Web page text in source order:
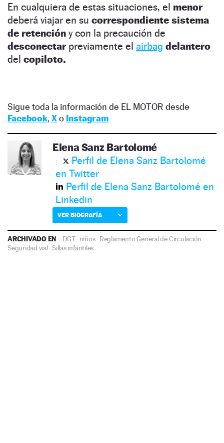
En cualquiera de estas situaciones, el menor
deberá viajar en su correspondiente sistema
de retención y con la precaución de
desconectar previamente el airbag delantero
del copiloto.
Sigue toda la información de EL MOTOR desde
Facebook, Xo Instagram
Elena Sanz Bartolomé
Perfil de Elena Sanz Bartolomé
en Twitter
Perfil de Elena Sanz Bartolomé en
Linkedin
VER BIOGRAFÍA
ARCHIVADO EN DGT· niños· Reglamento General de Circulación ·
Seguridad vial·Sillas infantiles